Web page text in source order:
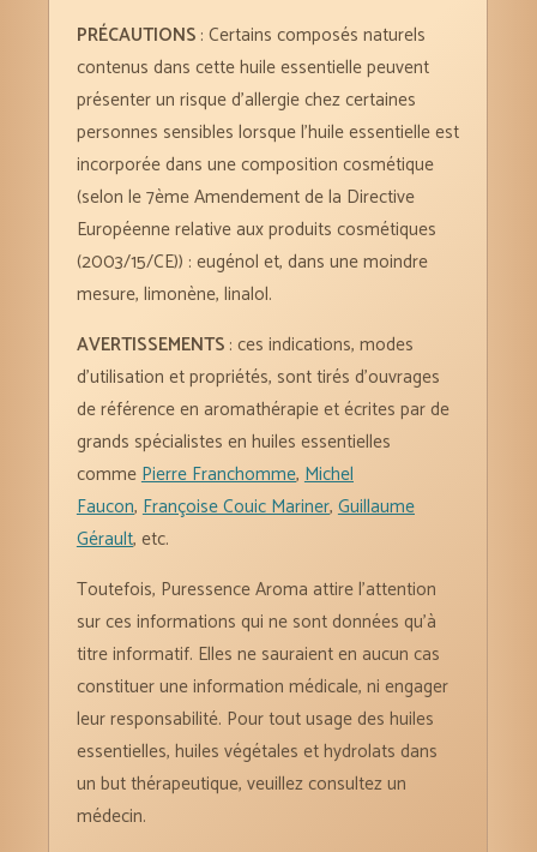
PRÉCAUTIONS : Certains composés naturels
contenus dans cette huile essentielle peuvent
présenter un risque d’allergie chez certaines
personnes sensibles lorsque l’huile essentielle est
incorporée dans une composition cosmétique
(selon le 7ème Amendement de la Directive
Européenne relative aux produits cosmétiques
(2003/15/CE)) : eugénol et, dans une moindre
mesure, limonène, linalol.
AVERTISSEMENTS : ces indications, modes
d’utilisation et propriétés, sont tirés d’ouvrages
de référence en aromathérapie et écrites par de
grands spécialistes en huiles essentielles
commePierre Franchomme,Michel
Faucon,Françoise Couic Mariner,Guillaume
Gérault, etc.
Toutefois, Puressence Aroma attire l’attention
sur ces informations qui ne sont données qu’à
titre informatif. Elles ne sauraient en aucun cas
constituer une information médicale, ni engager
leur responsabilité. Pour tout usage des huiles
essentielles, huiles végétales et hydrolats dans
un but thérapeutique, veuillez consultez un
médecin.